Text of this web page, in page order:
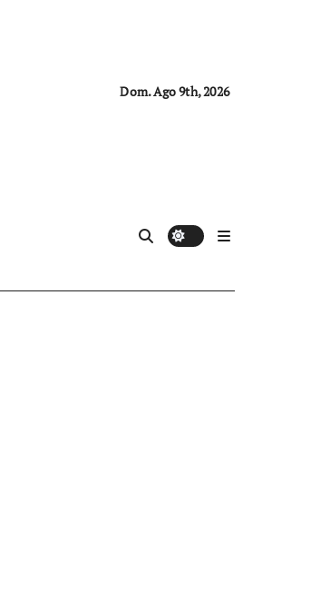
Dom. Ago 9th, 2026